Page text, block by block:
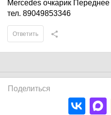
Mercedes очкарик
тел. 89049853346
Ответить
Поделиться